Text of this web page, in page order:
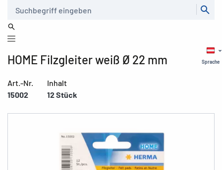
Sprache
HOME Filzgleiter weiß Ø 22 mm
Art.-Nr.
15002
Inhalt
12 Stück